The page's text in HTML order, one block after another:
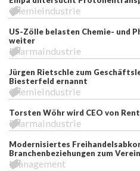
Chemieindustrie
US-Zölle belasten Chemie- und
weiter
Pharmaindustrie
Jürgen Rietschle zum
Biesterfeld ernannt
Chemieindustrie
Torsten Wöhr wird CEO von
Pharmaindustrie
Modernisiertes
Branchenbeziehungen zum
Management